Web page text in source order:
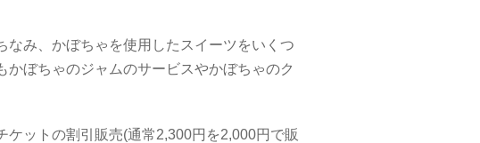
み、かぼちゃを使用したスイーツをいくつ
ぼちゃのジャムのサービスやかぼちゃのク
ットの割引販売(通常2,300円を2,000円で販